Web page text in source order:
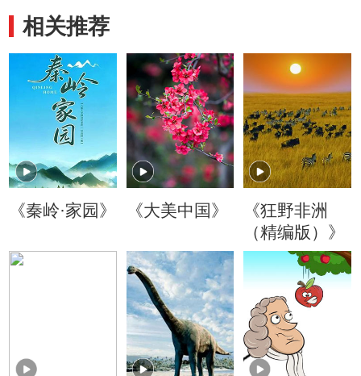
相关推荐
《秦岭·家园》 《大美中国》
《狂野非洲
（精编版）》